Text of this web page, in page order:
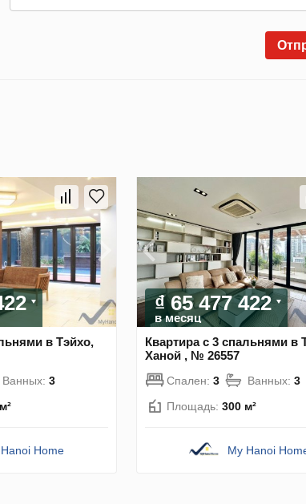
в Тэйхо,
Ванных: 3
Home
₫ 65 477 422
в месяц
Квартира с 3 спальнями в
Ханой , № 26557
Спален: 3 Ванных: 3
Площадь: 300 м²
My Hanoi